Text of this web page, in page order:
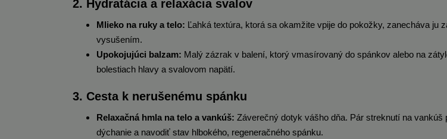
2. Hydratácia a relaxácia svalov
Mlieko na ruky a telo: Ľahká textúra, ktorá sa okamžite vpije do pokožky, zanecháva ju
vysušením.
Upokojujúci balzam: Malý zázrak v balení, ktorý vmasírovaný do spánkov alebo na
bolestiach hlavy a svalovom napätí.
3. Cesta k nerušenému spánku
Relaxačná hmla na telo a vankúš: Záverečný dotyk vášho dňa. Pár streknutí na
dýchanie a navodiť stav hlbokého, regeneračného spánku.